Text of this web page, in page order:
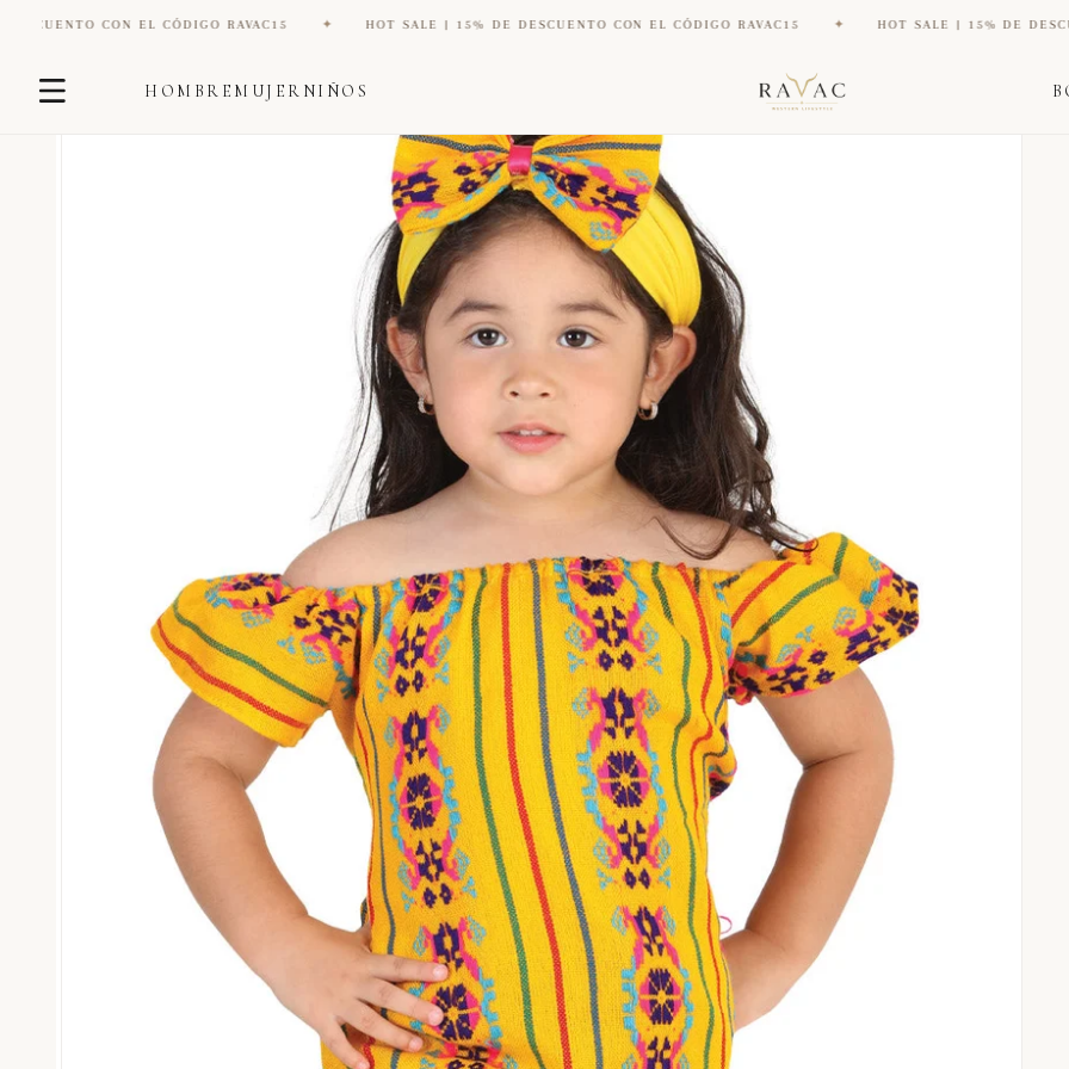
directamente
al contenido
CON EL CÓDIGO RAVAC15 ✦ HOT SALE | 15% DE DESCUENTO CON EL CÓDIGO RAVAC15 ✦ HOT SALE | 15% DE DESCUENTO
HOMBRE MUJER NIÑOS
directamente